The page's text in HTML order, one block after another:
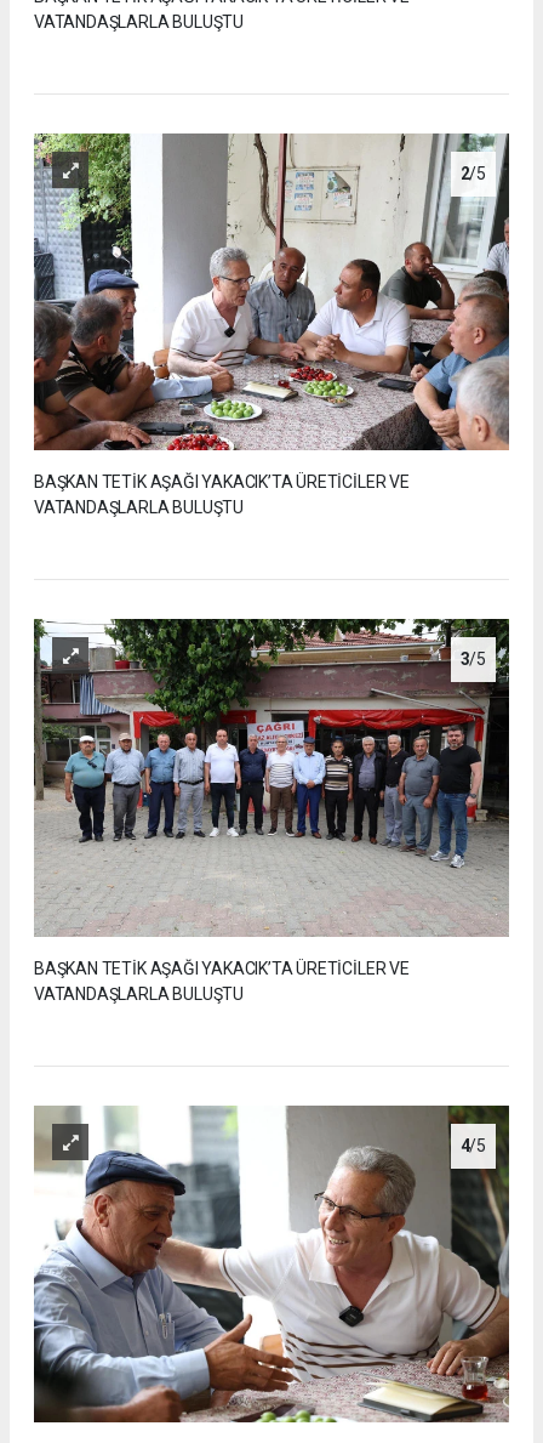
VATANDAŞLARLA BULUŞTU
2/5
BAŞKAN TETİK AŞAĞI YAKACIK’TA ÜRETİCİLER VE
VATANDAŞLARLA BULUŞTU
3/5
BAŞKAN TETİK AŞAĞI YAKACIK’TA ÜRETİCİLER VE
VATANDAŞLARLA BULUŞTU
4/5